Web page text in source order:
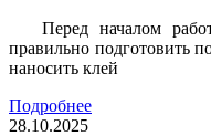
Перед началом
правильно подготовить
наносить клей
Подробнее
28.10.2025